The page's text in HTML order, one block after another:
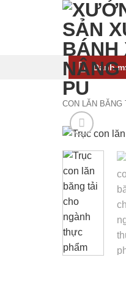
Danh
CON LĂN BĂNG